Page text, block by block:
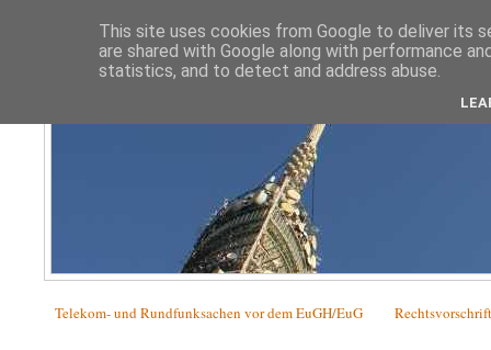
Telekom- und Rundfunksachen vor dem EuGH/EuG
This site uses cookies from Google to deliver its
are shared with Google along with performance
statistics, and to detect and address abuse.